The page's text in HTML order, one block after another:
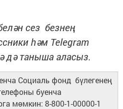
сез безнең
һәм Telegram
дә таныша аласыз.
Социаль фонд бүлегенең
буенча
мөмкин: 8-800-1-00000-1